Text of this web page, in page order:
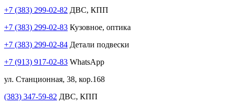
+7 (383) 299-02-82 ДВС, КПП
+7 (383) 299-02-83 Кузовное, оптика
+7 (383) 299-02-84 Детали подвески
+7 (913) 917-02-83 WhatsApp
ул. Станционная, 38, кор.168
(383) 347-59-82 ДВС, КПП